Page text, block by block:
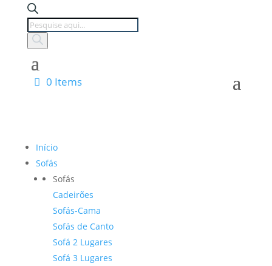
Products
search
0 Items
Início
Sofás
Sofás
Cadeirões
Sofás-Cama
Sofás de Canto
Sofá 2 Lugares
Sofá 3 Lugares